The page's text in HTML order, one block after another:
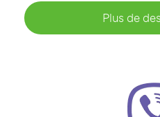
Plus de